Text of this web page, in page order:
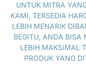
UNTUK MITRA
KAMI, TERSEDIA
LEBIH MENARIK
BEGITU, ANDA BISA
LEBIH MAKSIMAL
PRODUK YANG